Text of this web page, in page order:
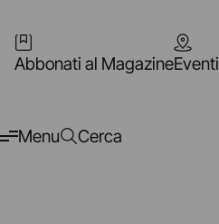
Abbonati al MagazineEventi
Menu Cerca